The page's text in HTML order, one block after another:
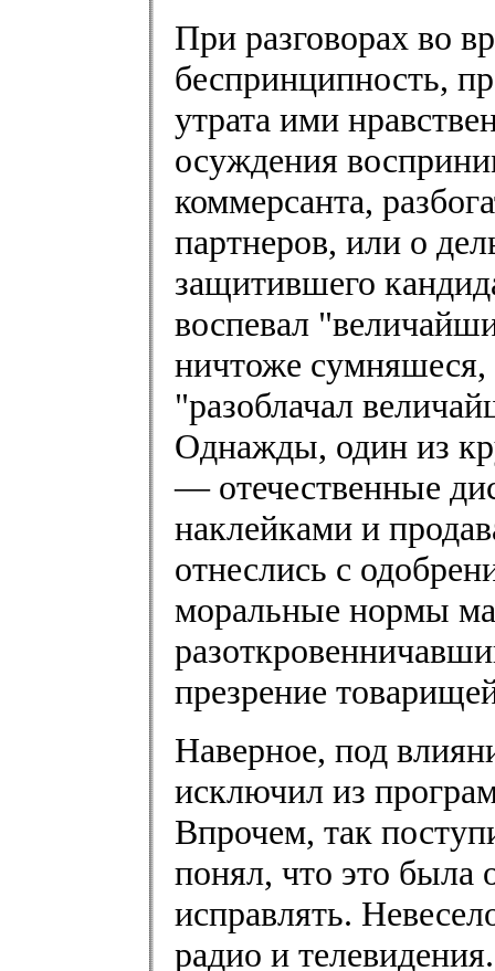
При разговорах во
беспринципность,
утрата ими
осуждения
коммерсанта,
партнеров, или о
защитившего
воспевал
ничтоже сумняшеся,
"разоблачал
Однажды, один из
— отечественные
наклейками и
отнеслись с
моральные нормы
презрение
Наверное, под
исключил из
Впрочем, так
понял, что это была
исправлять.
радио и